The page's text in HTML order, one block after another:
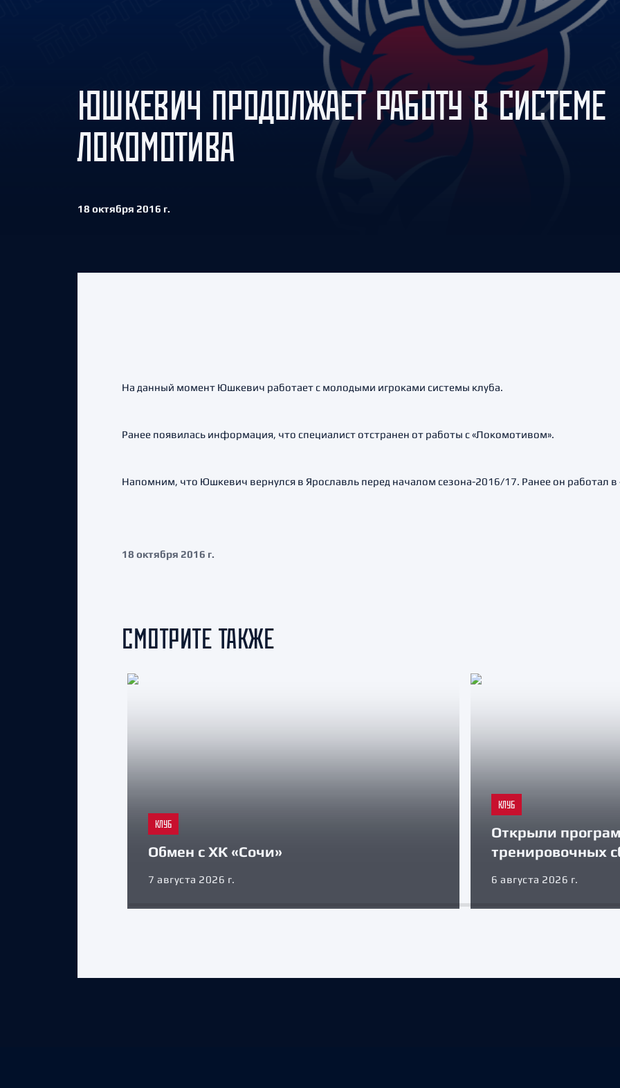
Амур
Барыс
Салават Юлаев
Сибирь
ЮШКЕВИЧ ПРОДОЛЖАЕТ РАБОТУ В СИСТЕМЕ
ЛОКОМОТИВА
18 октября 2016 г.
На данный момент Юшкевич работает с молодыми игроками системы клуба.
Ранее появилась информация, что специалист отстранен от работы с «Локомотивом».
Напомним, что Юшкевич вернулся в Ярославль перед началом сезона-2016/17. Ранее он работал в
18 октября 2016 г.
СМОТРИТЕ ТАКЖЕ
КЛУБ
Обмен с ХК «Сочи»
7 августа 2026 г.
КЛУБ
Открыли
тренировочных
6 августа 2026 г.